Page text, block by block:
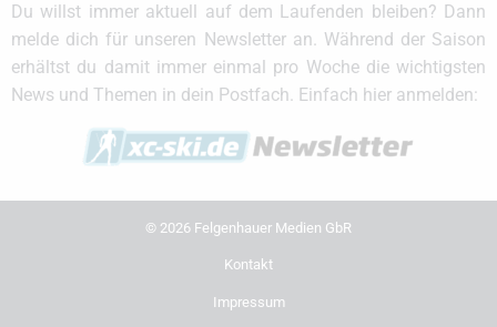
Du willst immer aktuell auf dem Laufenden bleiben? Dann
melde dich für unseren Newsletter an. Während der Saison
erhältst du damit immer einmal pro Woche die wichtigsten
News und Themen in dein Postfach. Einfach hier anmelden:
© 2026 Felgenhauer Medien GbR
Kontakt
Impressum